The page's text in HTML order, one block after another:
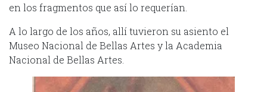
en los fragmentos que así lo requerían.
A lo largo de los años, allí tuvieron su asiento el
Museo Nacional de Bellas Artes y la Academia
Nacional de Bellas Artes.